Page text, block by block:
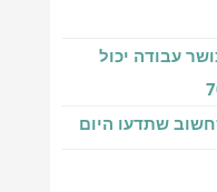
עבודה יכול
שתדעו היום